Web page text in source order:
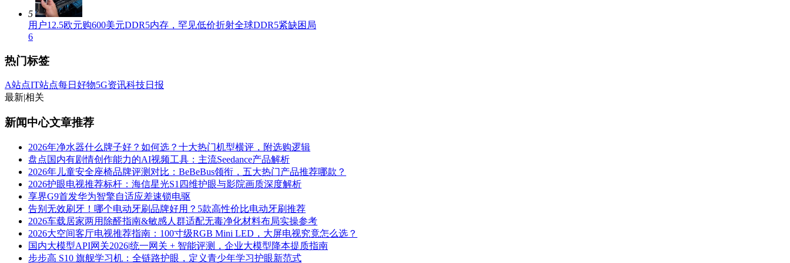
5
用户12.5欧元购600美元DDR5内存，罕见低价折射全球DDR5紧缺困局
6
热门标签
A站点IT站点每日好物5G资讯科技日报
最新相关
新闻中心文章推荐
2026年净水器什么牌子好？如何选？十大热门机型横评，附选购逻辑
盘点国内有剧情创作能力的AI视频工具：主流Seedance产品解析
2026年儿童安全座椅品牌评测对比：BeBeBus领衔，五大热门产品推荐哪款？
2026护眼电视推荐标杆：海信星光S1四维护眼与影院画质深度解析
享界G9首发华为智擎自适应差速锁电驱
告别无效刷牙！哪个电动牙刷品牌好用？5款高性价比电动牙刷推荐
2026车载居家两用除醛指南&敏感人群适配无毒净化材料布局实操参考
2026大空间客厅电视推荐指南：100寸级RGB Mini LED，大屏电视究竟怎么选？
国内大模型API网关2026|统一网关 + 智能评测，企业大模型降本提质指南
步步高 S10 旗舰学习机：全链路护眼，定义青少年学习护眼新范式